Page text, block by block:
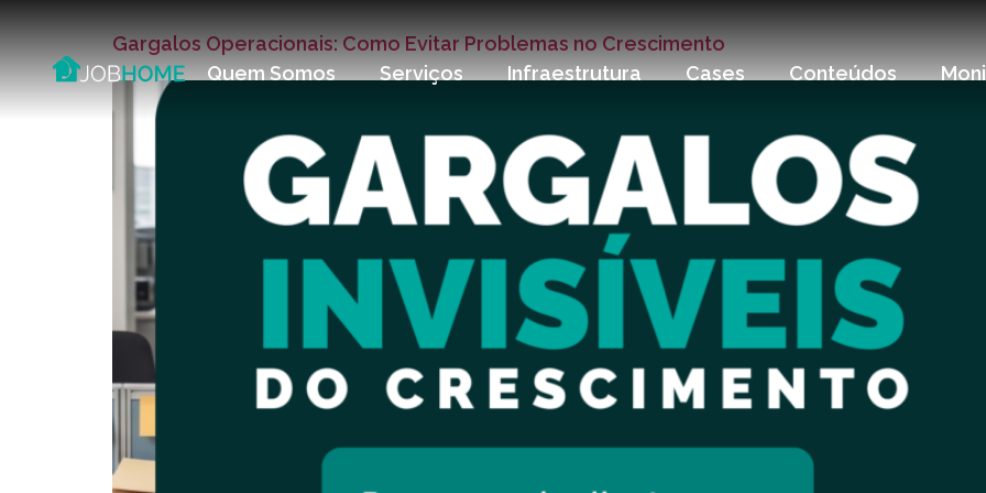
Quem Somos Serviços Infraestrutura Cases Conteúdos
Gargalos Operacionais: Como Evitar Problemas no Crescimento